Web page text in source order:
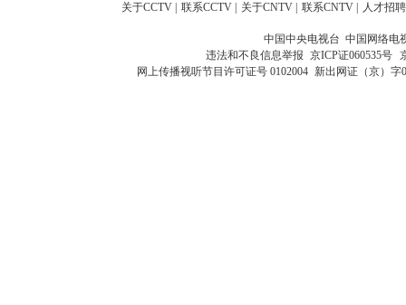
关于CCTV 联系CCTV 关于CNTV 联系CNTV 人才招聘
中国中央电视台 中国网络电
违法和不良信息举报 京ICP证060535号
网上传播视听节目许可证号 0102004 新出网证（京）